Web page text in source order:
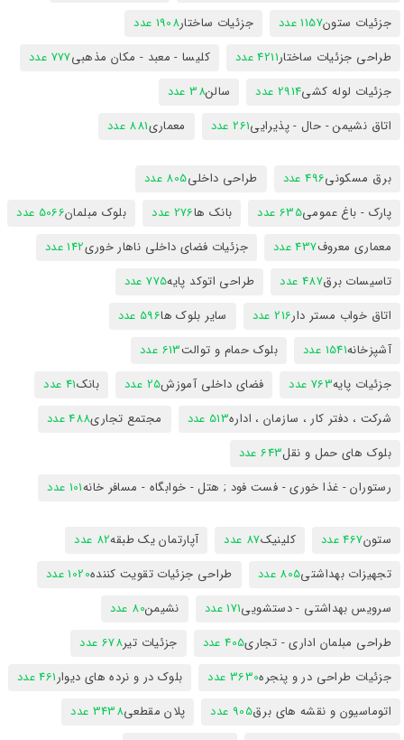
جزئیات ستون1157 عدد جزئیات ساختار1908 عدد
طراحی جزئیات ساختار4211 عدد کلیسا - معبد - مکان مذهبی777 عدد
جزئیات لوله کشی2914 عدد سالن38 عدد
اتاق نشیمن - حال - پذیرایی261 عدد معماری881 عدد
برق مسکونی496 عدد طراحی داخلی805 عدد
پارک - باغ عمومی635 عدد بانک ها276 عدد بلوک مبلمان5066 عدد
معماری معروف437 عدد جزئیات فضای داخلی ناهار خوری142 عدد
تاسیسات برق487 عدد طراحی اتوکد پایه775 عدد
اتاق خواب مستر دار216 عدد سایر بلوک ها596 عدد
آشپزخانه1541 عدد بلوک حمام و توالت613 عدد
جزئیات پایه763 عدد فضای داخلی آموزش25 عدد بانک41 عدد
شرکت ، دفتر کار ، سازمان ، اداره513 عدد مجتمع تجاری488 عدد
بلوک های حمل و نقل643 عدد
رستوران - غذا خوری - فست فود ; هتل - خوابگاه - مسافر خانه101 عدد
ستون467 عدد کلینیک87 عدد آپارتمان یک طبقه82 عدد
تجهیزات بهداشتی805 عدد طراحی جزئیات تقویت کننده1020 عدد
سرویس بهداشتی - دستشویی171 عدد نشیمن80 عدد
طراحی مبلمان اداری - تجاری405 عدد جزئیات تیر678 عدد
جزئیات طراحی در و پنجره3630 عدد بلوک در و نرده های دیوار461 عدد
اتوماسیون و نقشه های برق905 عدد پلان مقطعی3438 عدد